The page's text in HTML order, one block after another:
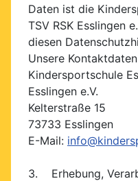
Daten ist die
TSV RSK Esslingen
diesen
Unsere
Kindersportschule
Esslingen e.V.
Kelterstraße 15
73733 Esslingen
E-Mail:
3. Erhebung,